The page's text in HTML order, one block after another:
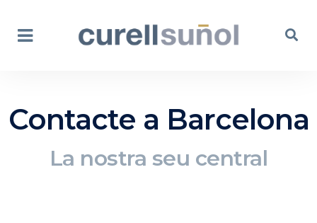
Contacte a Barcelona
La nostra seu central